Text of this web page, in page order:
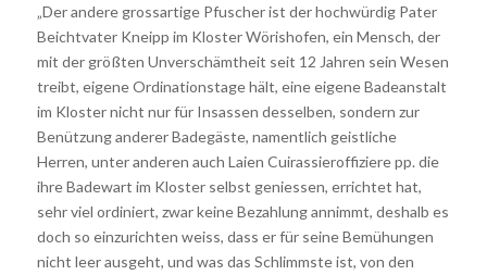
„Der andere grossartige Pfuscher ist der hochwürdig Pater
Beichtvater Kneipp im Kloster Wörishofen, ein Mensch, der
mit der größten Unverschämtheit seit 12 Jahren sein Wesen
treibt, eigene Ordinationstage hält, eine eigene Badeanstalt
im Kloster nicht nur für Insassen desselben, sondern zur
Benützung anderer Badegäste, namentlich geistliche
Herren, unter anderen auch Laien Cuirassieroffiziere pp. die
ihre Badewart im Kloster selbst geniessen, errichtet hat,
sehr viel ordiniert, zwar keine Bezahlung annimmt, deshalb es
doch so einzurichten weiss, dass er für seine Bemühungen
nicht leer ausgeht, und was das Schlimmste ist, von den